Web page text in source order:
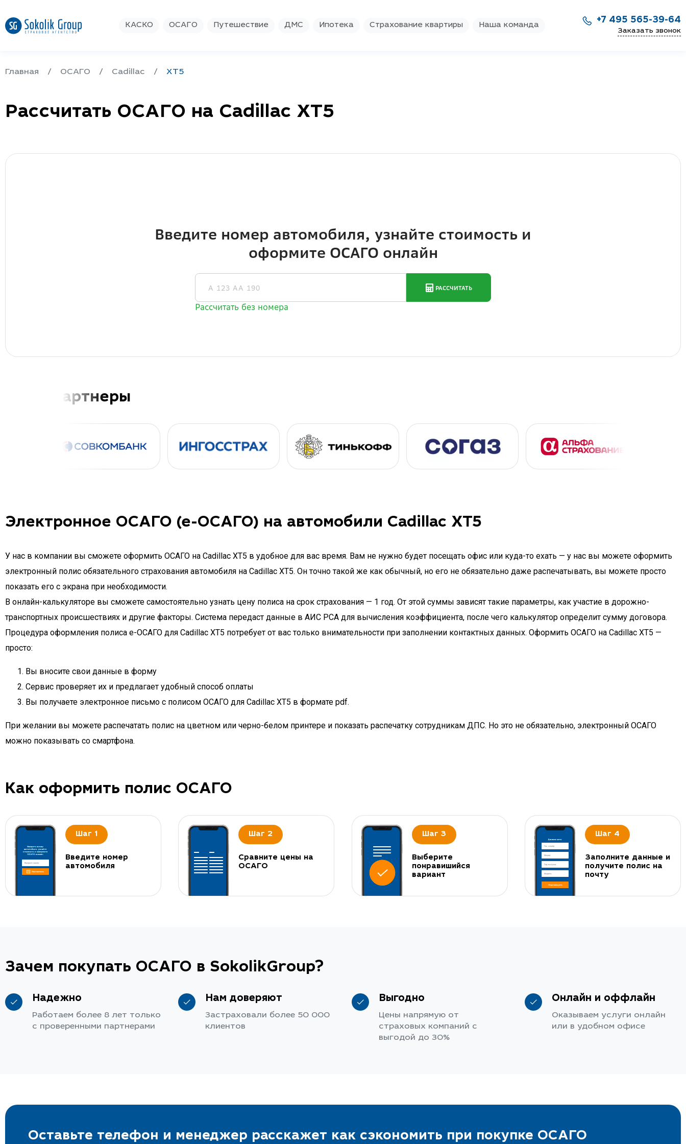
КАСКО ОСАГО Путешествие ДМС Ипотека Страхование квартиры Наша команда
+7 495 565-39-64
Заказать звонок
Главная ОСАГО Cadillac XT5
Рассчитать ОСАГО на Cadillac XT5
Наши партнеры
Электронное ОСАГО (е-ОСАГО) на автомобили Cadillac XT5
У нас в компании вы сможете оформить ОСАГО на Cadillac XT5 в удобное для вас время. Вам не нужно будет посещать офис или куда-то ехать — у нас вы можете оформить
электронный полис обязательного страхования автомобиля на Cadillac XT5. Он точно такой же как обычный, но его не обязательно даже распечатывать, вы можете просто
показать его с экрана при необходимости.
В онлайн-калькуляторе вы сможете самостоятельно узнать цену полиса на срок страхования — 1 год. От этой суммы зависят такие параметры, как участие в дорожно-
транспортных происшествиях и другие факторы. Система передаст данные в АИС РСА для вычисления коэффициента, после чего калькулятор определит сумму договора.
Процедура оформления полиса e-ОСАГО для Cadillac XT5 потребует от вас только внимательности при заполнении контактных данных. Оформить ОСАГО на Cadillac XT5 —
просто:
Вы вносите свои данные в форму
Сервис проверяет их и предлагает удобный способ оплаты
Вы получаете электронное письмо с полисом ОСАГО для Cadillac XT5 в формате pdf.
При желании вы можете распечатать полис на цветном или черно-белом принтере и показать распечатку сотрудникам ДПС. Но это не обязательно, электронный ОСАГО
можно показывать со смартфона.
Как оформить полис ОСАГО
Шаг 1
Введите номер
автомобиля
Шаг 2
Сравните цены на
ОСАГО
Шаг 3
Выберите
понравишийся
вариант
Шаг 4
Заполните данные и
получите полис на
почту
Зачем покупать ОСАГО в SokolikGroup?
Надежно
Работаем более 8 лет только
с проверенными партнерами
Нам доверяют
Застраховали более 50 000
клиентов
Выгодно
Цены напрямую от
страховых компаний с
выгодой до 30%
Онлайн и оффлайн
Оказываем услуги онлайн
или в удобном офисе
Оставьте телефон и менеджер расскажет как сэкономить при покупке ОСАГО